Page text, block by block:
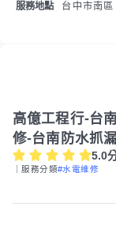
服務地點
台中市南
高億工程行-台
修-台南防水抓
5.0
｜服務分類#水電維修